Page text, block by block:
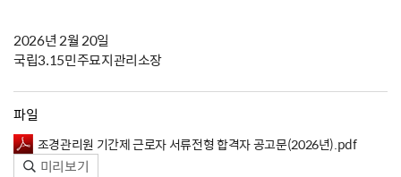
2026년 2월 20일
국립3.15민주묘지관리소장
파일
조경관리원 기간제 근로자 서류전형 합격자 공고문(2026년).pdf
미리보기